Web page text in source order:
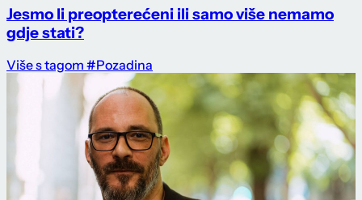
Jesmo li preopterećeni ili samo više nemamo
gdje stati?
Više s tagom #Pozadina